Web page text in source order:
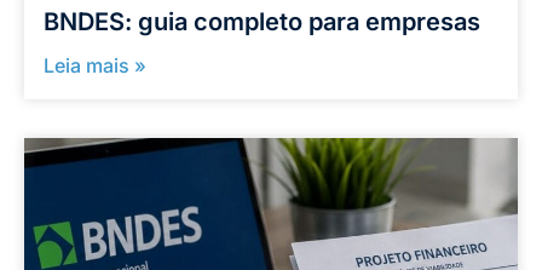
BNDES: guia completo para empresas
Leia mais »